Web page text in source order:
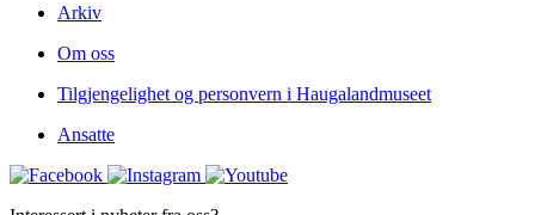
Arkiv
Om oss
Tilgjengelighet og personvern i Haugalandmuseet
Ansatte